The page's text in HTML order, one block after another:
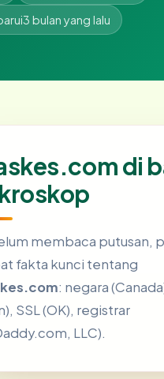
3 bulan yang lalu
di
membaca putusan,
fakta kunci tentang
: negara
SSL (OK), registrar
LLC).